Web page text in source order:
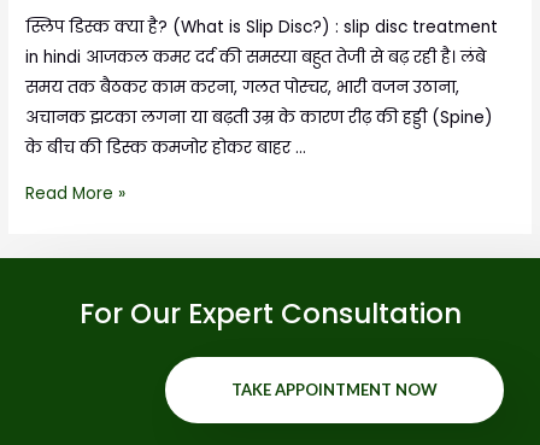
स्लिप डिस्क क्या है? (What is Slip Disc?) : slip disc treatment
in hindi आजकल कमर दर्द की समस्या बहुत तेजी से बढ़ रही है। लंबे
समय तक बैठकर काम करना, गलत पोस्चर, भारी वजन उठाना,
अचानक झटका लगना या बढ़ती उम्र के कारण रीढ़ की हड्डी (Spine)
के बीच की डिस्क कमजोर होकर बाहर …
Read More »
For Our Expert Consultation
TAKE APPOINTMENT NOW